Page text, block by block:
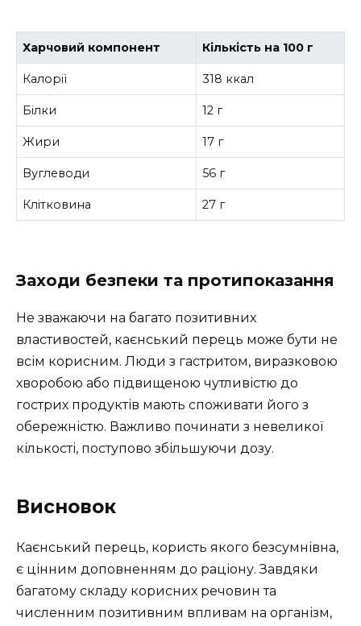
Харчовий компонент Кількість на 100 г
Калорії 318 ккал
Білки 12 г
Жири 17 г
Вуглеводи 56 г
Клітковина 27 г
Заходи безпеки та протипоказання
Не зважаючи на багато позитивних
властивостей, каєнський перець може бути не
всім корисним. Люди з гастритом, виразковою
хворобою або підвищеною чутливістю до
гострих продуктів мають споживати його з
обережністю. Важливо починати з невеликої
кількості, поступово збільшуючи дозу.
Висновок
Каєнський перець, користь якого безсумнівна,
є цінним доповненням до раціону. Завдяки
багатому складу корисних речовин та
численним позитивним впливам на організм,